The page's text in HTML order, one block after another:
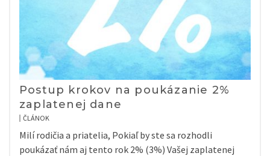
Postup krokov na poukázanie 2%
zaplatenej dane
ČLÁNOK
Milí rodičia a priatelia, Pokiaľ by ste sa rozhodli
poukázať nám aj tento rok 2% (3%) Vašej zaplatenej